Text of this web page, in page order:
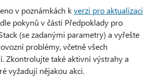
v poznámkách kverzi pro aktualizaci
pokynů v části Předpoklady pro
(se zadanými parametry) a vyřešte
problémy, včetně všech
Zkontrolujte také aktivní výstrahy a
vyžadují nějakou akci.